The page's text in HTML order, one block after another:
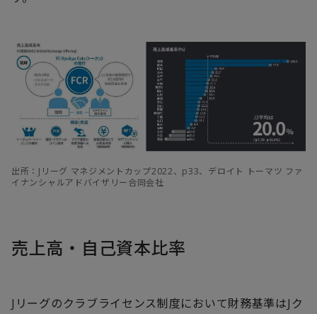
出所：Jリーグ マネジメントカップ2022、p33、デロイト トーマツ ファ
イナンシャルアドバイザリー合同会社
売上高・自己資本比率
Jリーグのクラブライセンス制度において財務基準はJク